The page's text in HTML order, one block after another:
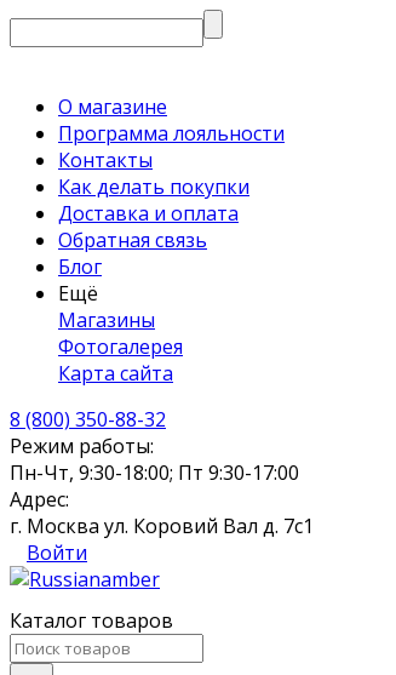
О магазине
Программа лояльности
Контакты
Как делать покупки
Доставка и оплата
Обратная связь
Блог
Ещё
Магазины
Фотогалерея
Карта сайта
8 (800) 350-88-32
Режим работы:
Пн-Чт, 9:30-18:00; Пт 9:30-17:00
Адрес:
г. Москва ул. Коровий Вал д. 7с1
Войти
Каталог товаров